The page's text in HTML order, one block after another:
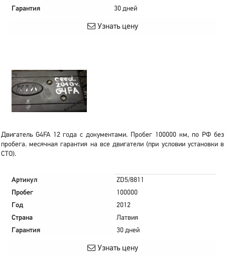
Гарантия
30 дней
Узнать цену
Двигатель G4FA 12 года с документами. Пробег 100000 км, по РФ без
пробега. месячная гарантия на все двигатели (при условии установки в
СТО).
Артикул
ZD5/8811
Пробег
100000
Год
2012
Страна
Латвия
Гарантия
30 дней
Узнать цену